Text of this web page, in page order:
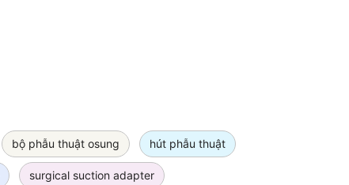
bộ phẫu thuật osung hút phẫu thuật
surgical suction adapter